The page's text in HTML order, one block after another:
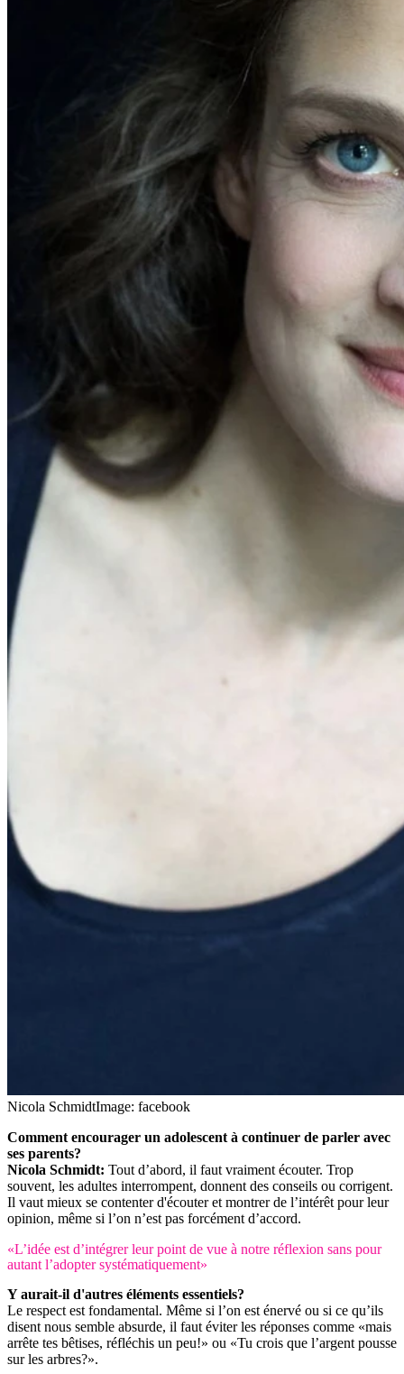
Nicola SchmidtImage: facebook
Comment encourager un adolescent à continuer de parler avec
ses parents?
Nicola Schmidt: Tout d’abord, il faut vraiment écouter. Trop
souvent, les adultes interrompent, donnent des conseils ou corrigent.
Il vaut mieux se contenter d'écouter et montrer de l’intérêt pour leur
opinion, même si l’on n’est pas forcément d’accord.
«L’idée est d’intégrer leur point de vue à notre réflexion sans pour
autant l’adopter systématiquement»
Y aurait-il d'autres éléments essentiels?
Le respect est fondamental. Même si l’on est énervé ou si ce qu’ils
disent nous semble absurde, il faut éviter les réponses comme «mais
arrête tes bêtises, réfléchis un peu!» ou «Tu crois que l’argent pousse
sur les arbres?».